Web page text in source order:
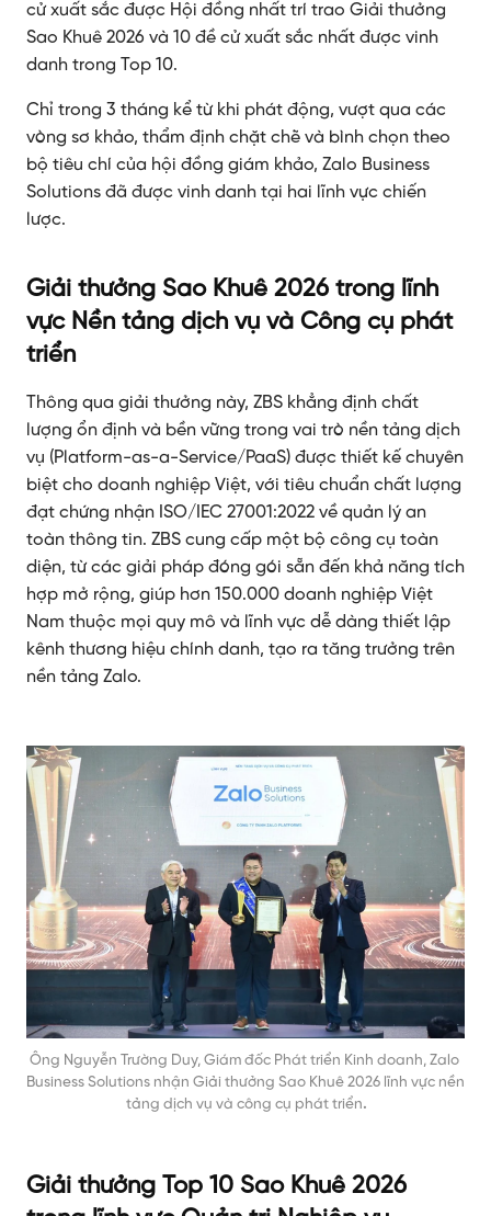
cử xuất sắc được Hội đồng nhất trí trao Giải thưởng
Sao Khuê 2026 và 10 đề cử xuất sắc nhất được vinh
danh trong Top 10.
Chỉ trong 3 tháng kể từ khi phát động, vượt qua các
vòng sơ khảo, thẩm định chặt chẽ và bình chọn theo
bộ tiêu chí của hội đồng giám khảo, Zalo Business
Solutions đã được vinh danh tại hai lĩnh vực chiến
lược.
Giải thưởng Sao Khuê 2026 trong lĩnh
vực Nền tảng dịch vụ và Công cụ phát
triển
Thông qua giải thưởng này, ZBS khẳng định chất
lượng ổn định và bền vững trong vai trò nền tảng dịch
vụ (Platform-as-a-Service/PaaS) được thiết kế chuyên
biệt cho doanh nghiệp Việt, với tiêu chuẩn chất lượng
đạt chứng nhận ISO/IEC 27001:2022 về quản lý an
toàn thông tin. ZBS cung cấp một bộ công cụ toàn
diện, từ các giải pháp đóng gói sẵn đến khả năng tích
hợp mở rộng, giúp hơn 150.000 doanh nghiệp Việt
Nam thuộc mọi quy mô và lĩnh vực dễ dàng thiết lập
kênh thương hiệu chính danh, tạo ra tăng trưởng trên
nền tảng Zalo.
Ông Nguyễn Trường Duy, Giám đốc Phát triển Kinh doanh, Zalo
Business Solutions nhận Giải thưởng Sao Khuê 2026 lĩnh vực nền
tảng dịch vụ và công cụ phát triển.
Giải thưởng Top 10 Sao Khuê 2026